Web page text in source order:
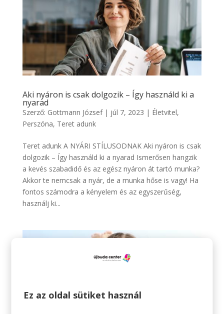
Aki nyáron is csak dolgozik – Így használd ki a
nyarad
Szerző: Gottmann József| júl 7, 2023 | Életvitel,
Perszóna, Teret adunk
Teret adunk A NYÁRI STÍLUSODNAK Aki nyáron is csak
dolgozik – Így használd ki a nyarad Ismerősen hangzik
a kevés szabadidő és az egész nyáron át tartó munka?
Akkor te nemcsak a nyár, de a munka hőse is vagy! Ha
fontos számodra a kényelem és az egyszerűség,
használj ki...
Ez az oldal sütiket használ